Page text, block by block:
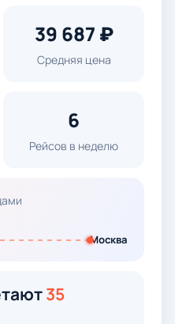
39 687 ₽
Средняя цена
6
Рейсов в неделю
Москва
35